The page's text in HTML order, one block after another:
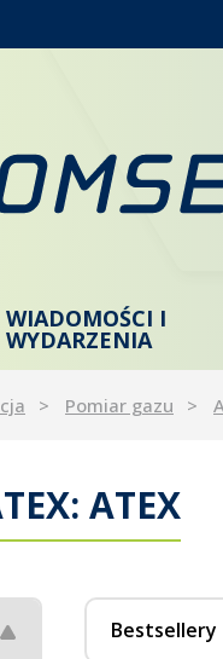
WIADOMOŚCI I
WYDARZENIA
Pomiar gazu
ATEX
Bestsellery